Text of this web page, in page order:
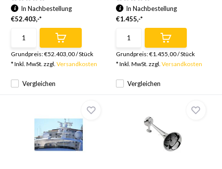
Vergleichen
In Nachbestellung
€52.403,-*
Grundpreis:€52.403,00/Stück
* Inkl. MwSt. zzgl.Versandkosten
Vergleichen
In Nachbestellung
€1.455,-*
Grundpreis:€1.455,00/Stück
* Inkl. MwSt. zzgl. Versandkosten